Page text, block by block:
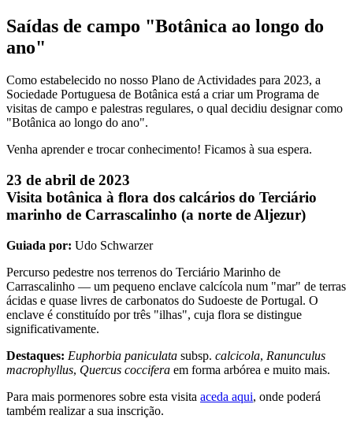
Saídas de campo "Botânica ao longo do
ano"
Como estabelecido no nosso Plano de Actividades para 2023, a
Sociedade Portuguesa de Botânica está a criar um Programa de
visitas de campo e palestras regulares, o qual decidiu designar como
"Botânica ao longo do ano".
Venha aprender e trocar conhecimento! Ficamos à sua espera.
23 de abril de 2023
Visita botânica à flora dos calcários do Terciário
marinho de Carrascalinho (a norte de Aljezur)
Guiada por: Udo Schwarzer
Percurso pedestre nos terrenos do Terciário Marinho de
Carrascalinho — um pequeno enclave calcícola num "mar" de terras
ácidas e quase livres de carbonatos do Sudoeste de Portugal. O
enclave é constituído por três "ilhas", cuja flora se distingue
significativamente.
Destaques: Euphorbia paniculata subsp. calcicola, Ranunculus
macrophyllus, Quercus coccifera em forma arbórea e muito mais.
Para mais pormenores sobre esta visita aceda aqui, onde poderá
também realizar a sua inscrição.